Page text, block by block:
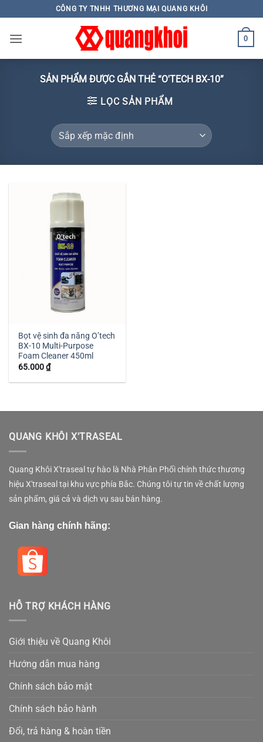
to
content
CÔNG TY TNHH THƯƠNG MẠI QUANG KHÔI
0
SẢN PHẨM ĐƯỢC GẮN THẺ “O'TECH BX-10”
LỌC SẢN PHẨM
Bọt vệ sinh đa năng O’tech
BX-10 Multi-Purpose
Foam Cleaner 450ml
65.000₫
QUANG KHÔI X'TRASEAL
Quang Khôi X'traseal tự hào là Nhà Phân Phối chính thức thương
hiệu X'traseal tại khu vực phía Bắc. Chúng tôi tự tin về chất lượng
sản phẩm, giá cả và dịch vụ sau bán hàng.
Gian hàng chính hãng:
HỖ TRỢ KHÁCH HÀNG
Giới thiệu về Quang Khôi
Hướng dẫn mua hàng
Chính sách bảo mật
Chính sách bảo hành
Đổi, trả hàng & hoàn tiền